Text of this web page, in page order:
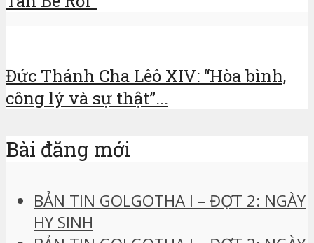
Đức Thánh Cha Lêô XIV: “Hòa bình,
công lý và sự thật”...
Bài đăng mới
BẢN TIN GOLGOTHA I – ĐỢT 2: NGÀY
HY SINH